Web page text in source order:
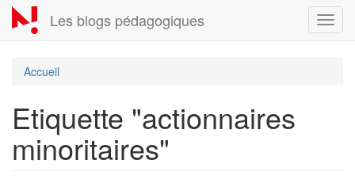
Aller
au
contenu
Les blogs pédagogiques
Accueil
Etiquette "actionnaires
minoritaires"